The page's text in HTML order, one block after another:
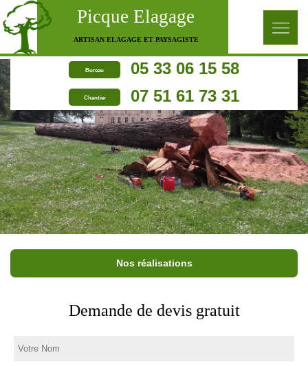
Picque Elagage
ARTISAN ELAGAGE ET PAYSAGISTE
Bureau 05 33 06 15 58
Chantier 07 51 61 73 31
Nos réalisations
Demande de devis gratuit